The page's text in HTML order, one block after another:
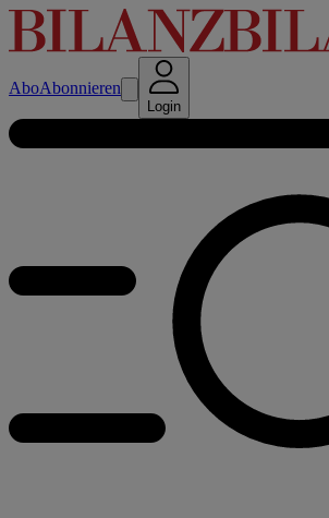
AboAbonnieren
Login